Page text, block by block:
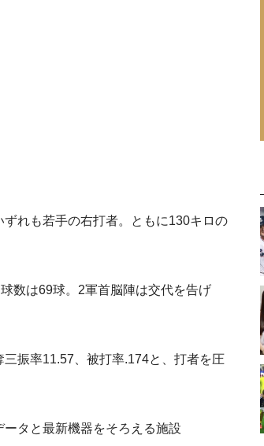
れも若手の右打者。ともに130キロの
数は69球。2軍首脳陣は交代を告げ
振率11.57、被打率.174と、打者を圧
タと最新機器をそろえる施設